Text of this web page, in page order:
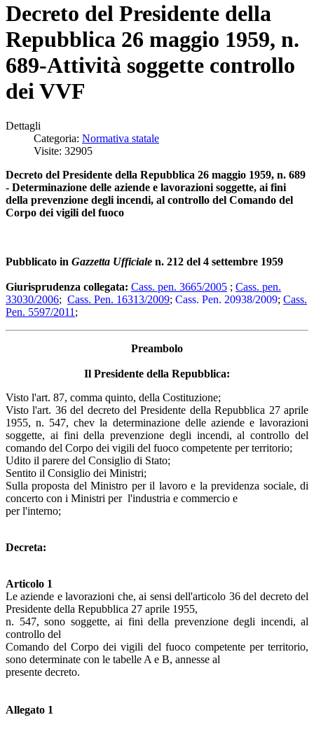
Decreto del Presidente della
Repubblica 26 maggio 1959, n.
689-Attività soggette controllo
dei VVF
Dettagli
Categoria: Normativa statale
Visite: 32905
Decreto del Presidente della Repubblica 26 maggio 1959, n. 689
- Determinazione delle aziende e lavorazioni soggette, ai fini
della prevenzione degli incendi, al controllo del Comando del
Corpo dei vigili del fuoco
Pubblicato in Gazzetta Ufficiale n. 212 del 4 settembre 1959
Giurisprudenza collegata: Cass. pen. 3665/2005 ; Cass. pen.
33030/2006; Cass. Pen. 16313/2009; Cass. Pen. 20938/2009; Cass.
Pen. 5597/2011 ;
Preambolo
Il Presidente della Repubblica:
Visto l'art. 87, comma quinto, della Costituzione;
Visto l'art. 36 del decreto del Presidente della Repubblica 27 aprile
1955, n. 547, chev la determinazione delle aziende e lavorazioni
soggette, ai fini della prevenzione degli incendi, al controllo del
comando del Corpo dei vigili del fuoco competente per territorio;
Udito il parere del Consiglio di Stato;
Sentito il Consiglio dei Ministri;
Sulla proposta del Ministro per il lavoro e la previdenza sociale, di
concerto con i Ministri per l'industria e commercio e
per l'interno;
Decreta:
Articolo 1
Le aziende e lavorazioni che, ai sensi dell'articolo 36 del decreto del
Presidente della Repubblica 27 aprile 1955,
n. 547, sono soggette, ai fini della prevenzione degli incendi, al
controllo del
Comando del Corpo dei vigili del fuoco competente per territorio,
sono determinate con le tabelle A e B, annesse al
presente decreto.
Allegato 1